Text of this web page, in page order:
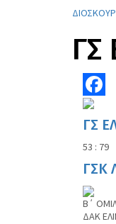
ΓΣ
ΓΣ
53 : 79
ΓΣΚ
Β΄
ΔΑΚ